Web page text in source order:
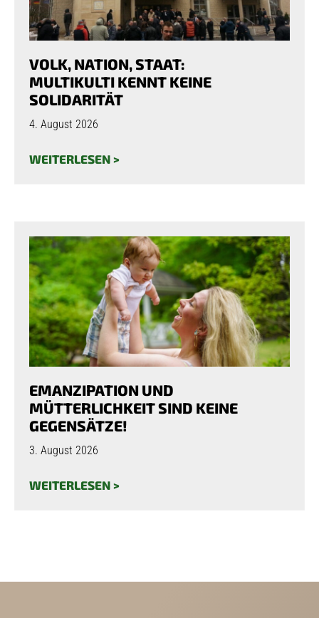
VOLK, NATION, STAAT:
MULTIKULTI KENNT KEINE
SOLIDARITÄT
4. August 2026
WEITERLESEN >
EMANZIPATION UND
MÜTTERLICHKEIT SIND KEINE
GEGENSÄTZE!
3. August 2026
WEITERLESEN >